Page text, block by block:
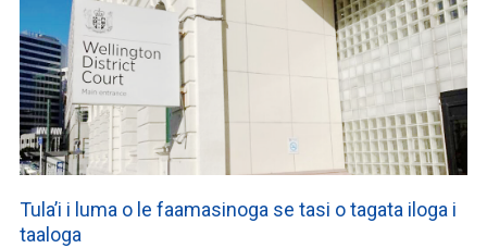
Tula’i i luma o le faamasinoga se tasi o tagata iloga i
taaloga